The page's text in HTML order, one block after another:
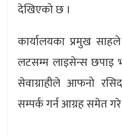
देखिएको छ ।
कार्यालयका प्रमुख
लटसम्म लाइसेन्स
सेवाग्राहीले आफनो
सम्पर्क गर्न आग्रह समेत गरे